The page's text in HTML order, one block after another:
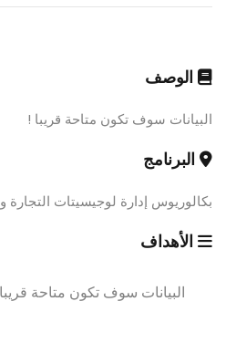
الوصف
البيانات سوف تكون متاحة قريبا !
البرنامج
بكالوريوس إدارة لوجيسيتات التجارة
الأهداف
البيانات سوف تكون متاحة